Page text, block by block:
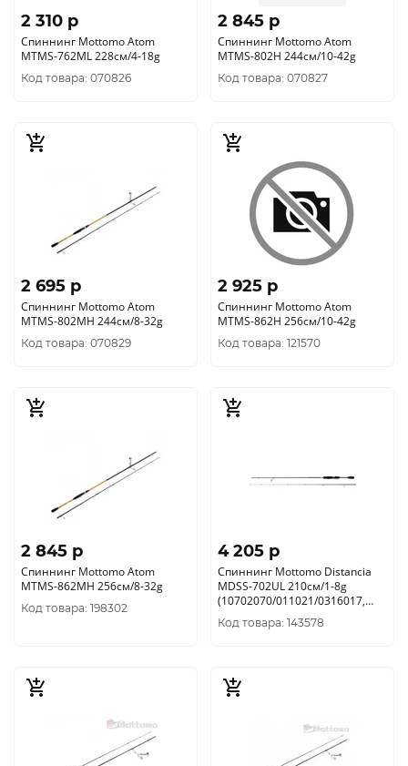
2 310 p
Спиннинг Mottomo Atom
MTMS-762ML 228см/4-18g
Код товара: 070826
2 845 p
Спиннинг Mottomo Atom
MTMS-802H 244см/10-42g
Код товара: 070827
2 695 p
Спиннинг Mottomo Atom
MTMS-802MH 244см/8-32g
Код товара: 070829
2 925 p
Спиннинг Mottomo Atom
MTMS-862H 256см/10-42g
Код товара: 121570
2 845 p
Спиннинг Mottomo Atom
MTMS-862MH 256см/8-32g
Код товара: 198302
4 205 p
Спиннинг Mottomo Distancia
MDSS-702UL 210см/1-8g
(10702070/011021/0316017,
Китай)
Код товара: 143578